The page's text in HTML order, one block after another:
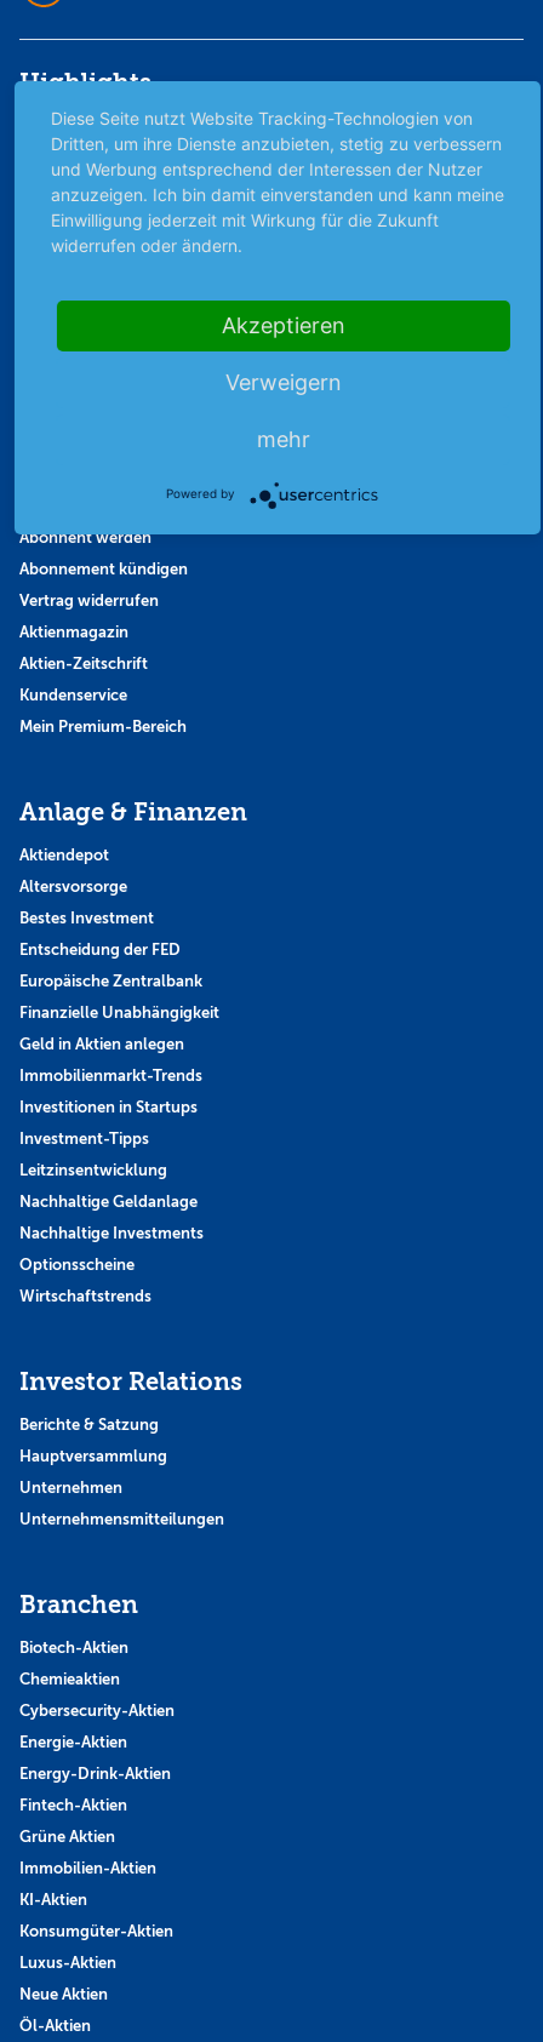
Highlights
Archiv
Börsenbericht
Börsengerüchte
Börsengespräche
Börsennews
Strategie
Abonnent werden
Abonnement kündigen
Vertrag widerrufen
Aktienmagazin
Aktien-Zeitschrift
Kundenservice
Mein Premium-Bereich
Anlage & Finanzen
Aktiendepot
Altersvorsorge
Bestes Investment
Entscheidung der FED
Europäische Zentralbank
Finanzielle Unabhängigkeit
Geld in Aktien anlegen
Immobilienmarkt-Trends
Investitionen in Startups
Investment-Tipps
Leitzinsentwicklung
Nachhaltige Geldanlage
Nachhaltige Investments
Optionsscheine
Wirtschaftstrends
Investor Relations
Berichte & Satzung
Hauptversammlung
Unternehmen
Unternehmensmitteilungen
Branchen
Biotech-Aktien
Chemieaktien
Cybersecurity-Aktien
Energie-Aktien
Energy-Drink-Aktien
Fintech-Aktien
Grüne Aktien
Immobilien-Aktien
KI-Aktien
Konsumgüter-Aktien
Luxus-Aktien
Neue Aktien
Öl-Aktien
Diese Seite nutzt Website Tracking-Technologien von
Dritten, um ihre Dienste anzubieten, stetig zu verbessern
und Werbung entsprechend der Interessen der Nutzer
anzuzeigen. Ich bin damit einverstanden und kann meine
Einwilligung jederzeit mit Wirkung für die Zukunft
widerrufen oder ändern.
Akzeptieren
Verweigern
mehr
Powered by